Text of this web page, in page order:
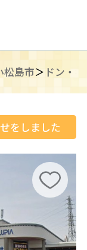
松島市
をしました